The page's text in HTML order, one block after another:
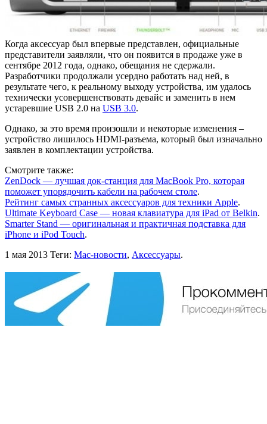
Когда аксессуар был впервые представлен, официальные
представители заявляли, что он появится в продаже уже в
сентябре 2012 года, однако, обещания не сдержали.
Разработчики продолжали усердно работать над ней, в
результате чего, к реальному выходу устройства, им удалось
технически усовершенствовать девайс и заменить в нем
устаревшие USB 2.0 на USB 3.0.
Однако, за это время произошли и некоторые изменения –
устройство лишилось HDMI-разъема, который был изначально
заявлен в комплектации устройства.
Смотрите также:
ZenDock — лучшая док-станция для MacBook Pro, которая
поможет упорядочить кабели на рабочем столе.
Рейтинг самых странных аксессуаров для техники Apple.
Ultimate Keyboard Case — новая клавиатура для iPad от Belkin.
Smarter Stand — оригинальная и практичная подставка для
iPhone и iPod Touch.
1 мая 2013 Теги: Mac-новости, Аксессуары.